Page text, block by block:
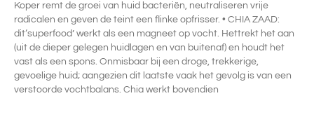
Koper remt de groei van huid bacteriën, neutraliseren vrije
radicalen en geven de teint een flinke opfrisser. • CHIA ZAAD:
dit‘superfood’ werkt als een magneet op vocht. Hettrekt het aan
(uit de dieper gelegen huidlagen en van buitenaf) en houdt het
vast als een spons. Onmisbaar bij een droge, trekkerige,
gevoelige huid; aangezien dit laatste vaak het gevolg is van een
verstoorde vochtbalans. Chia werkt bovendien